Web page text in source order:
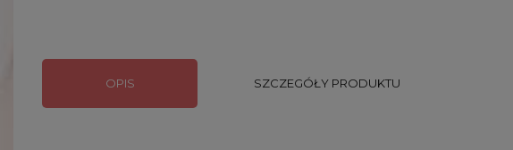
OPIS SZCZEGÓŁY PRODUKTU